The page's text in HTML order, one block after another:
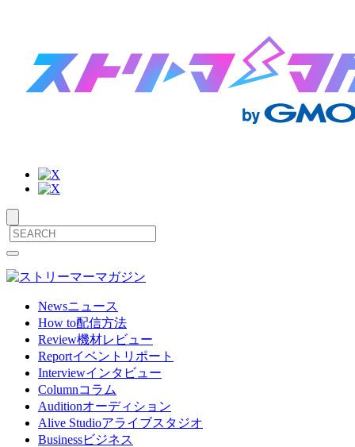
サ
イ
メ
ニ
Newsニュース
How to配信方法
Review機材レビュー
Reportイベントリポート
Interviewインタビュー
Columnコラム
Auditionオーディション
Alive Studioアライブスタジオ
Businessビジネス